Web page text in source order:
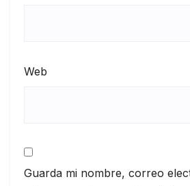
Web
Guarda mi nombre, correo